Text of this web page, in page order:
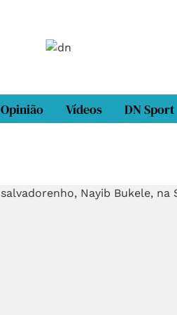
Opinião Vídeos DN Sport